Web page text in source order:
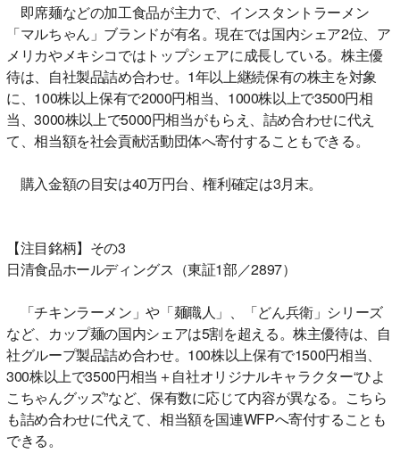
即席麺などの加工食品が主力で、インスタントラーメン
「マルちゃん」ブランドが有名。現在では国内シェア2位、ア
メリカやメキシコではトップシェアに成長している。株主優
待は、自社製品詰め合わせ。1年以上継続保有の株主を対象
に、100株以上保有で2000円相当、1000株以上で3500円相
当、3000株以上で5000円相当がもらえ、詰め合わせに代え
て、相当額を社会貢献活動団体へ寄付することもできる。
購入金額の目安は40万円台、権利確定は3月末。
【注目銘柄】その3
日清食品ホールディングス（東証1部／2897）
「チキンラーメン」や「麺職人」、「どん兵衛」シリーズ
など、カップ麺の国内シェアは5割を超える。株主優待は、自
社グループ製品詰め合わせ。100株以上保有で1500円相当、
300株以上で3500円相当＋自社オリジナルキャラクター“ひよ
こちゃんグッズ”など、保有数に応じて内容が異なる。こちら
も詰め合わせに代えて、相当額を国連WFPへ寄付することも
できる。